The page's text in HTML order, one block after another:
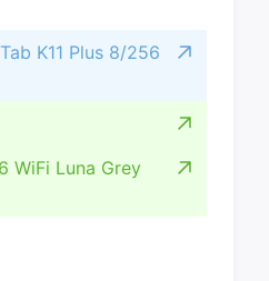
K11 Plus 8/256
WiFi Luna Grey